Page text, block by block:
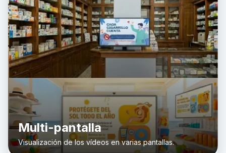
Multi-pantalla
Visualización de los vídeos en varias pantallas.